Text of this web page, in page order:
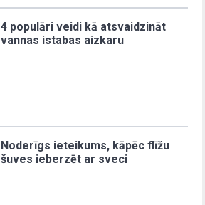
4 populāri veidi kā atsvaidzināt
vannas istabas aizkaru
Noderīgs ieteikums, kāpēc flīžu
šuves ieberzēt ar sveci